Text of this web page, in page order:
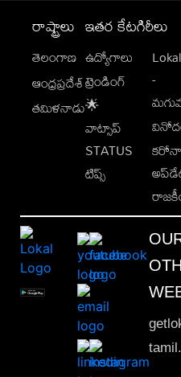
రాష్ట్రాలు
తెలంగాణ
ఆంధ్రప్రదేశ్
తమిళనాడు
ఇతర కేటగిరీలు
ఉద్యోగాలు
ట్రెండింగ్
🌟
వాట్సాప్
STATUS
టిప్స్
Lokal
-
కరోనా